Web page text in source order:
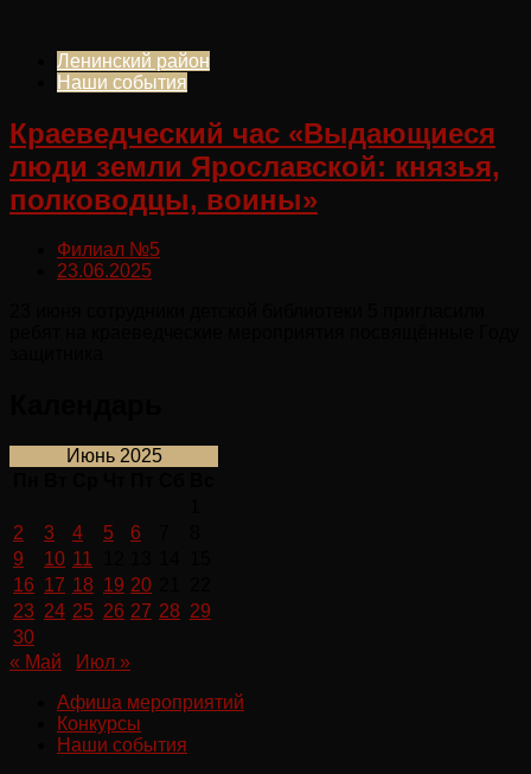
Ленинский район
Наши события
Краеведческий час «Выдающиеся
люди земли Ярославской: князья,
полководцы, воины»
Филиал №5
23.06.2025
Июнь 2025
2
3 4 5 6
9
10 11
16 17 18 19 20
23 24 25 26 27 28 29
30
« Май
Июл »
Афиша мероприятий
Конкурсы
Наши события